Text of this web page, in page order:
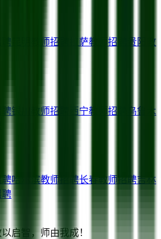
聘 教师招聘 拉萨教师招聘 贵阳
教
聘银川 教师招聘 西宁教师招聘
乌鲁木
聘哈尔滨教师招聘长春 教师招聘吉林
聘
启智，师由我成！